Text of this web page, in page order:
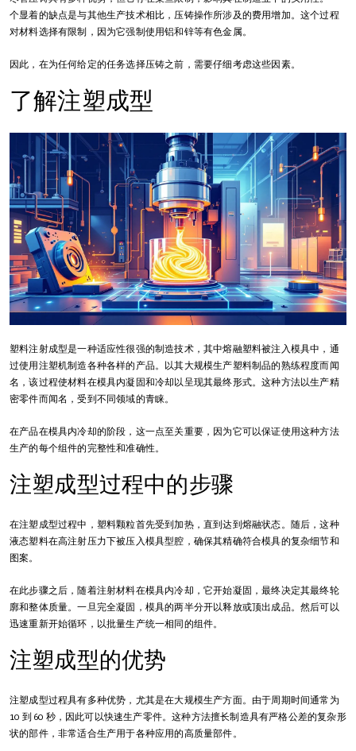
个显着的缺点是与其他生产技术相比，压铸操作所涉及的费用增加。这个过程
对材料选择有限制，因为它强制使用铝和锌等有色金属。
因此，在为任何给定的任务选择压铸之前，需要仔细考虑这些因素。
了解注塑成型
塑料注射成型是一种适应性很强的制造技术，其中熔融塑料被注入模具中，通
过使用注塑机制造各种各样的产品。以其大规模生产塑料制品的熟练程度而闻
名，该过程使材料在模具内凝固和冷却以呈现其最终形式。这种方法以生产精
密零件而闻名，受到不同领域的青睐。
在产品在模具内冷却的阶段，这一点至关重要，因为它可以保证使用这种方法
生产的每个组件的完整性和准确性。
注塑成型过程中的步骤
在注塑成型过程中，塑料颗粒首先受到加热，直到达到熔融状态。随后，这种
液态塑料在高注射压力下被压入模具型腔，确保其精确符合模具的复杂细节和
图案。
在此步骤之后，随着注射材料在模具内冷却，它开始凝固，最终决定其最终轮
廓和整体质量。一旦完全凝固，模具的两半分开以释放或顶出成品。然后可以
迅速重新开始循环，以批量生产统一相同的组件。
注塑成型的优势
注塑成型过程具有多种优势，尤其是在大规模生产方面。由于周期时间通常为
10 到 60 秒，因此可以快速生产零件。这种方法擅长制造具有严格公差的复杂形
状的部件，非常适合生产用于各种应用的高质量部件。